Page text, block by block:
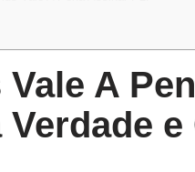
A